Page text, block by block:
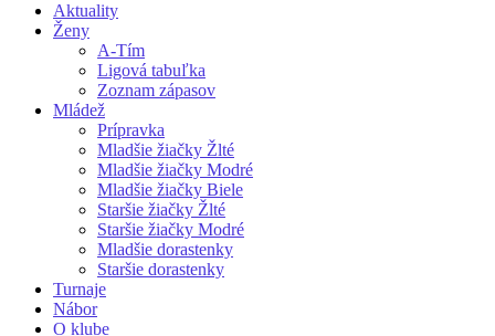
Aktuality
Ženy
A-Tím
Ligová tabuľka
Zoznam zápasov
Mládež
Prípravka
Mladšie žiačky Žlté
Mladšie žiačky Modré
Mladšie žiačky Biele
Staršie žiačky Žlté
Staršie žiačky Modré
Mladšie dorastenky
Staršie dorastenky
Turnaje
Nábor
O klube